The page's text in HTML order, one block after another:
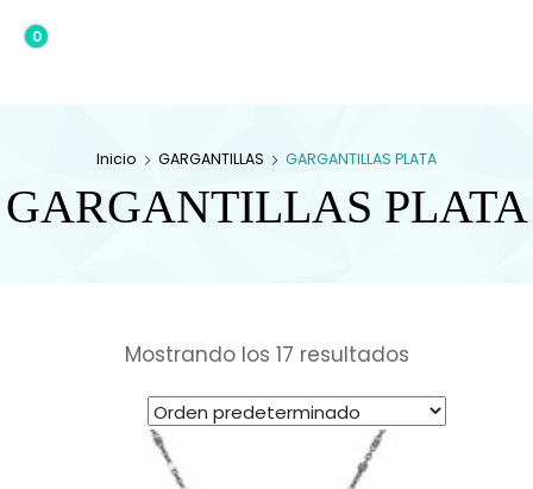
0,00€
0
Inicio GARGANTILLAS GARGANTILLAS PLATA
GARGANTILLAS PLATA
Mostrando los 17 resultados